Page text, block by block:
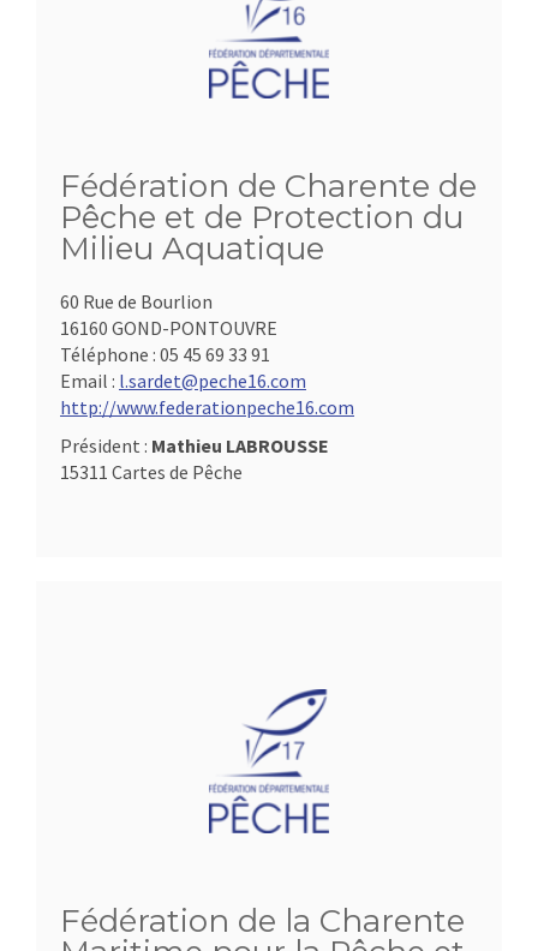
Fédération de Charente de
Pêche et de Protection du
Milieu Aquatique
60 Rue de Bourlion
16160 GOND-PONTOUVRE
Téléphone : 05 45 69 33 91
Email : l.sardet@peche16.com
http://www.federationpeche16.com
Président : Mathieu LABROUSSE
15311 Cartes de Pêche
Fédération de la Charente